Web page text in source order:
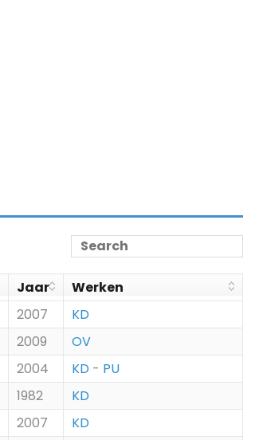
Jaar
Werken
2007
KD
2009
OV
2004 KD - PU
1982
KD
2007
KD